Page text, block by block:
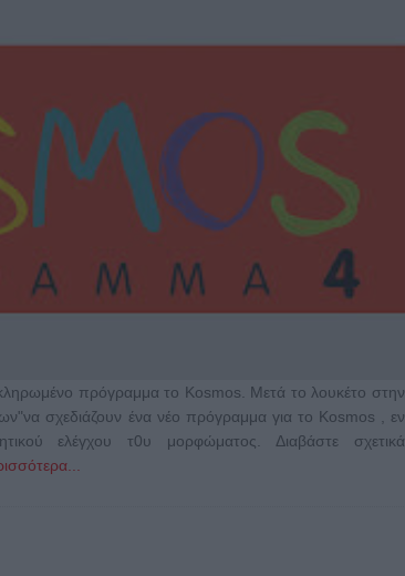
πρόγραμμα το Kosmos. Μετά το λουκέτο στην
σχεδιάζουν ένα νέο πρόγραμμα για το Kosmos , εν
ελέγχου τ0υ μορφώματος. Διαβάστε σχετικά